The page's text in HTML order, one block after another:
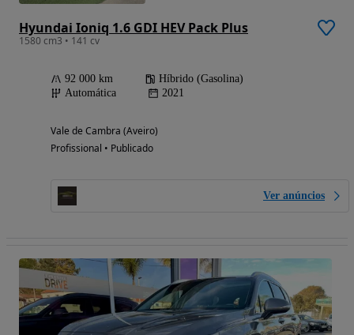
Hyundai Ioniq 1.6 GDI HEV Pack Plus
1580 cm3 • 141 cv
92 000 km
Híbrido (Gasolina)
Automática
2021
Vale de Cambra (Aveiro)
Profissional • Publicado
Ver anúncios